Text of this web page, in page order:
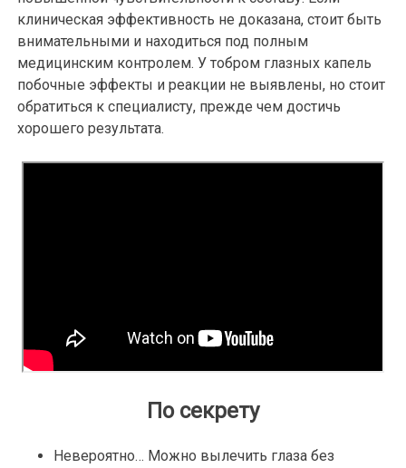
клиническая эффективность не доказана, стоит быть
внимательными и находиться под полным
медицинским контролем. У тобром глазных капель
побочные эффекты и реакции не выявлены, но стоит
обратиться к специалисту, прежде чем достичь
хорошего результата.
По секрету
Невероятно… Можно вылечить глаза без